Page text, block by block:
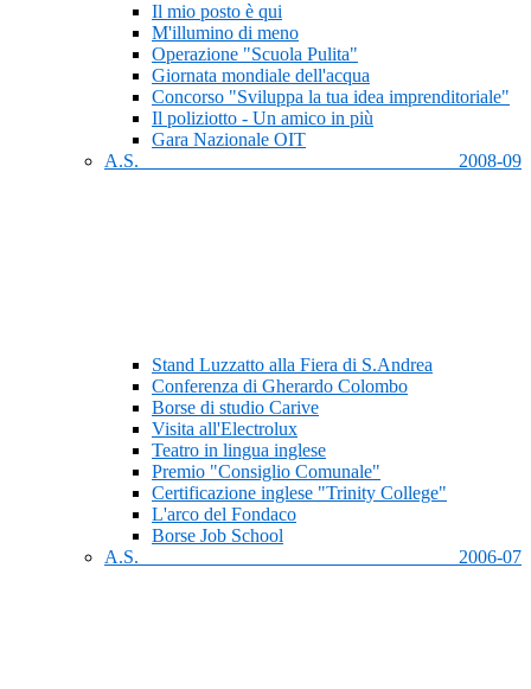
Il mio posto è qui
M'illumino di meno
Operazione "Scuola Pulita"
Giornata mondiale dell'acqua
Concorso "Sviluppa la tua idea imprenditoriale"
Il poliziotto - Un amico in più
Gara Nazionale OIT
A.S. 2008-09
Stand Luzzatto alla Fiera di S.Andrea
Conferenza di Gherardo Colombo
Borse di studio Carive
Visita all'Electrolux
Teatro in lingua inglese
Premio "Consiglio Comunale"
Certificazione inglese "Trinity College"
L'arco del Fondaco
Borse Job School
A.S. 2006-07